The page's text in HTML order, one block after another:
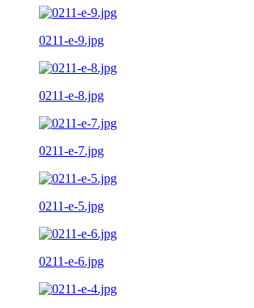
0211-e-9.jpg
0211-e-8.jpg
0211-e-7.jpg
0211-e-5.jpg
0211-e-6.jpg